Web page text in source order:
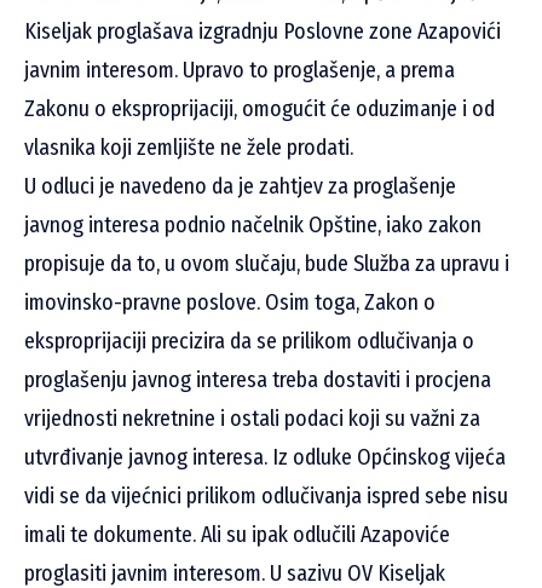
Kiseljak proglašava izgradnju Poslovne zone Azapovići
javnim interesom. Upravo to proglašenje, a prema
Zakonu o eksproprijaciji, omogućit će oduzimanje i od
vlasnika koji zemljište ne žele prodati.
U odluci je navedeno da je zahtjev za proglašenje
javnog interesa podnio načelnik Opštine, iako zakon
propisuje da to, u ovom slučaju, bude Služba za upravu i
imovinsko-pravne poslove. Osim toga, Zakon o
eksproprijaciji precizira da se prilikom odlučivanja o
proglašenju javnog interesa treba dostaviti i procjena
vrijednosti nekretnine i ostali podaci koji su važni za
utvrđivanje javnog interesa. Iz odluke Općinskog vijeća
vidi se da vijećnici prilikom odlučivanja ispred sebe nisu
imali te dokumente. Ali su ipak odlučili Azapoviće
proglasiti javnim interesom. U sazivu OV Kiseljak